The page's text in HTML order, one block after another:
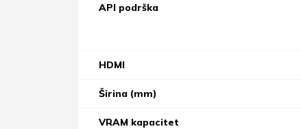
API podrška
HDMI
Širina (mm)
VRAM kapacitet